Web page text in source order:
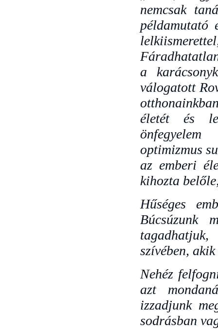
nemcsak
példamutató
a
válogatott
életét és
optimizmus
az emberi
kihozta
Hűséges
Búcsúzunk
szívében,
Nehéz
azt
izzadjunk
sodrásban